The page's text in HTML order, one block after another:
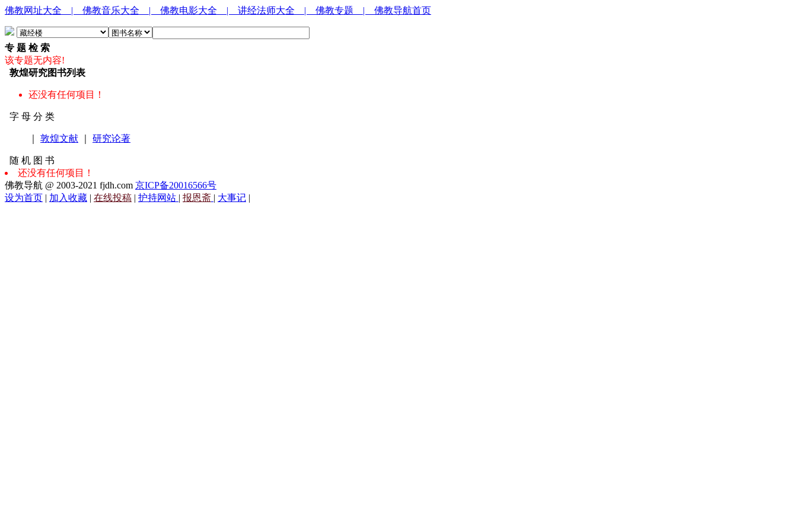
佛教网址大全 | 佛教音乐大全 | 佛教电影大全 | 讲经法师大全 | 佛教专题 | 佛教导航首页
专 题 检 索
该专题无内容!
敦煌研究图书列表
还没有任何项目！
字 母 分 类
敦煌文献 研究论著
随 机 图 书
还没有任何项目！
佛教导航 @ 2003-2021 fjdh.com 京ICP备20016566号
设为首页 | 加入收藏 | 在线投稿 | 护持网站 | 报恩斋 | 大事记 |